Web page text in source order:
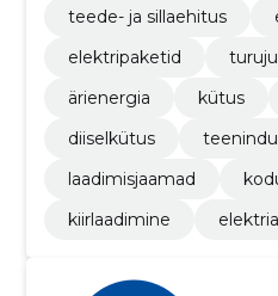
teede- ja sillaehitus
elektripaketid
ärienergia
kütus
diiselkütus
laadimisjaamad
kiirlaadimine